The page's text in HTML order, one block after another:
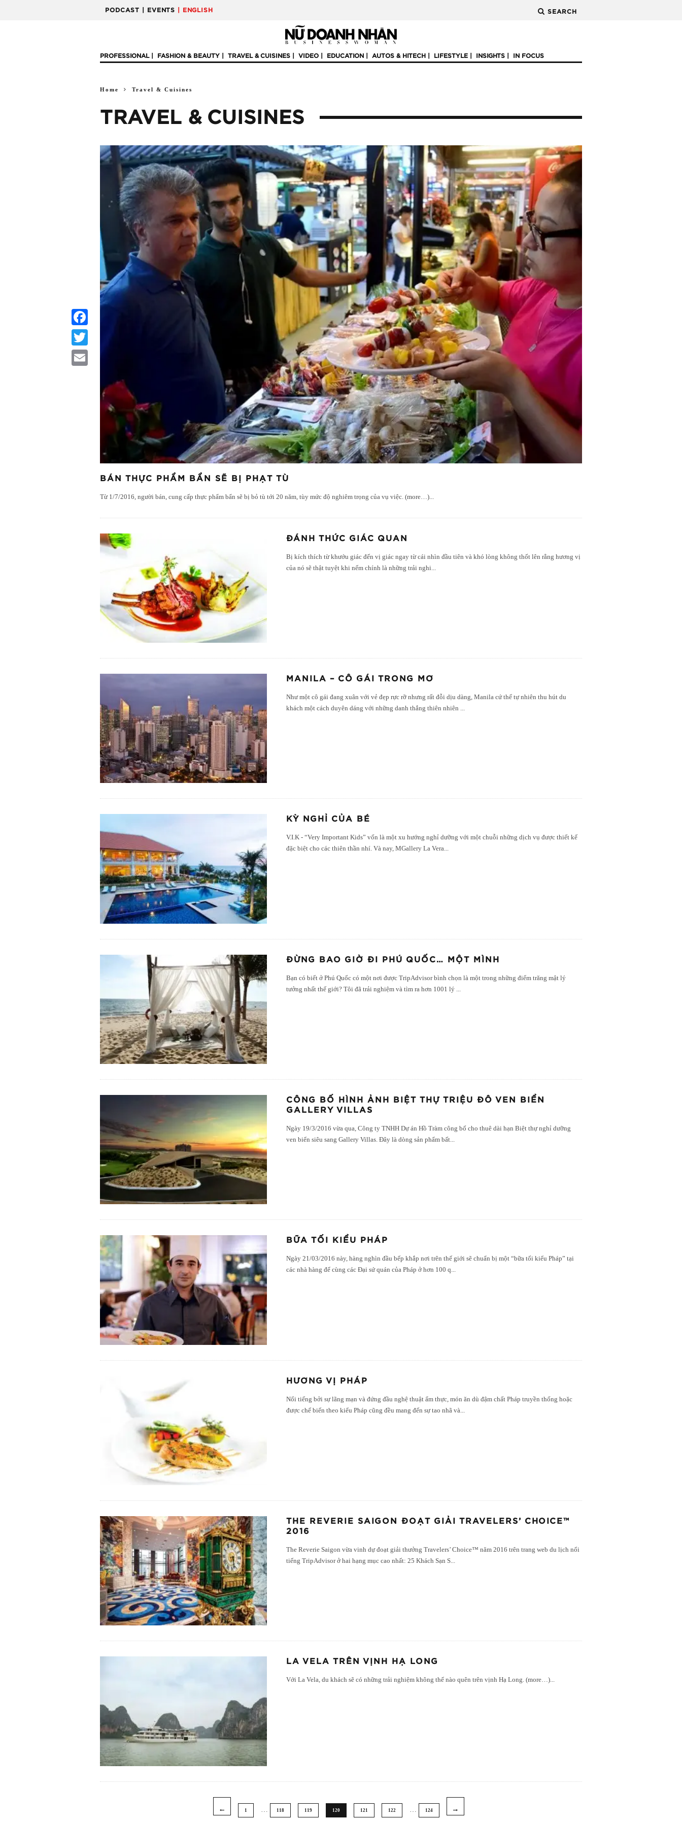
PODCAST | EVENTS | ENGLISH SEARCH
PROFESSIONAL FASHION & BEAUTY TRAVEL & CUISINES VIDEO EDUCATION AUTOS & HITECH LIFESTYLE INSIGHTS IN FOCUS
Home Travel & Cuisines
TRAVEL & CUISINES
BÁN THỰC PHẨM BẨN SẼ BỊ PHẠT TÙ
Từ 1/7/2016, người bán, cung cấp thực phẩm bẩn sẽ bị bỏ tù tới 20 năm, tùy mức độ nghiêm trọng của vụ việc. (more…)...
Facebook
Twitter
ĐÁNH THỨC GIÁC QUAN
Bị kích thích từ khướu giác đến vị giác ngay từ cái nhìn đầu tiên và khó lòng không thốt lên rằng hương vị
của nó sẽ thật tuyệt khi nếm chính là những trải nghi...
MANILA – CÔ GÁI TRONG MƠ
Như một cô gái đang xuân với vẻ đẹp rực rỡ nhưng rất đỗi dịu dàng, Manila cứ thế tự nhiên thu hút du
khách một cách duyên dáng với những danh thắng thiên nhiên ...
KỲ NGHỈ CỦA BÉ
V.I.K - “Very Important Kids” vốn là một xu hướng nghỉ dưỡng với một chuỗi những dịch vụ được thiết kế
đặc biệt cho các thiên thần nhí. Và nay, MGallery La Vera...
ĐỪNG BAO GIỜ ĐI PHÚ QUỐC… MỘT MÌNH
Bạn có biết ở Phú Quốc có một nơi được TripAdvisor bình chọn là một trong những điểm trăng mật lý
tưởng nhất thế giới? Tôi đã trải nghiệm và tìm ra hơn 1001 lý
CÔNG BỐ HÌNH ẢNH BIỆT THỰ TRIỆU ĐÔ VEN BIỂN
GALLERY VILLAS
Ngày 19/3/2016 vừa qua, Công ty TNHH Dự án Hồ Tràm công bố cho thuê dài hạn Biệt thự nghỉ dưỡng
ven biển siêu sang Gallery Villas. Đây là dòng sản phẩm bất...
BỮA TỐI KIỂU PHÁP
Ngày 21/03/2016 này, hàng nghìn đầu bếp khắp nơi trên thế giới sẽ chuẩn bị một “bữa tối kiểu Pháp” tại
các nhà hàng để cùng các Đại sứ quán của Pháp ở hơn 100 q...
HƯƠNG VỊ PHÁP
Nổi tiếng bởi sự lãng mạn và đứng đầu nghệ thuật ẩm thực, món ăn dù đậm chất Pháp truyền thống hoặc
được chế biến theo kiểu Pháp cũng đều mang đến sự tao nhã và
THE REVERIE SAIGON ĐOẠT GIẢI TRAVELERS’ CHOICE™
2016
The Reverie Saigon vừa vinh dự đoạt giải thưởng Travelers’ Choice™ năm 2016 trên trang web du lịch nổi
tiếng TripAdvisor ở hai hạng mục cao nhất: 25 Khách Sạn S...
LA VELA TRÊN VỊNH HẠ LONG
Với La Vela, du khách sẽ có những trải nghiệm không thể nào quên trên vịnh Hạ Long. (more…)...
1 118 119 120 121 122 124